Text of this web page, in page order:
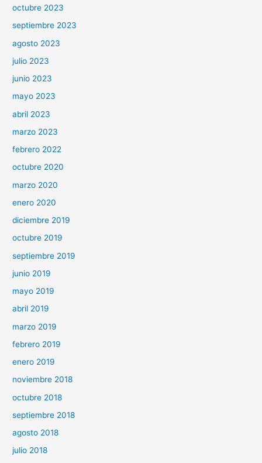
octubre 2023
septiembre 2023
agosto 2023
julio 2023
junio 2023
mayo 2023
abril 2023
marzo 2023
febrero 2022
octubre 2020
marzo 2020
enero 2020
diciembre 2019
octubre 2019
septiembre 2019
junio 2019
mayo 2019
abril 2019
marzo 2019
febrero 2019
enero 2019
noviembre 2018
octubre 2018
septiembre 2018
agosto 2018
julio 2018